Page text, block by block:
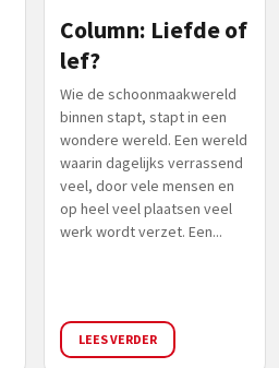
Column: Liefde of
lef?
Wie de schoonmaakwereld
binnen stapt, stapt in een
wondere wereld. Een wereld
waarin dagelijks verrassend
veel, door vele mensen en
op heel veel plaatsen veel
werk wordt verzet. Een...
LEES VERDER